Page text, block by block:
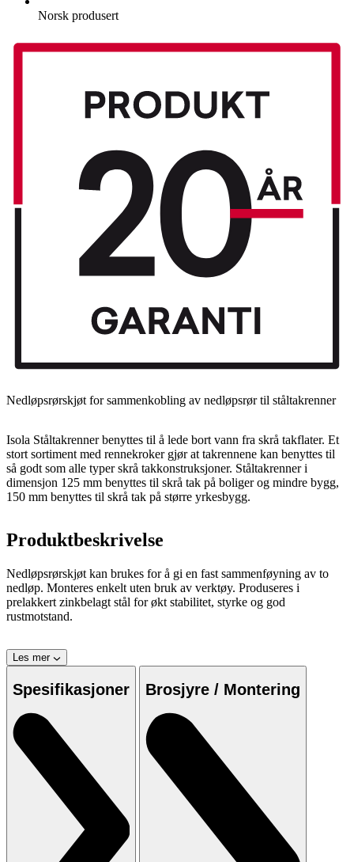
Norsk produsert
Nedløpsrørskjøt for sammenkobling av nedløpsrør til ståltakrenner
Isola Ståltakrenner benyttes til å lede bort vann fra skrå takflater. Et
stort sortiment med rennekroker gjør at takrennene kan benyttes til
så godt som alle typer skrå takkonstruksjoner. Ståltakrenner i
dimensjon 125 mm benyttes til skrå tak på boliger og mindre bygg,
150 mm benyttes til skrå tak på større yrkesbygg.
Produktbeskrivelse
Nedløpsrørskjøt kan brukes for å gi en fast sammenføyning av to
nedløp. Monteres enkelt uten bruk av verktøy. Produseres i
prelakkert zinkbelagt stål for økt stabilitet, styrke og god
rustmotstand.
Les mer
Spesifikasjoner Brosjyre / Montering